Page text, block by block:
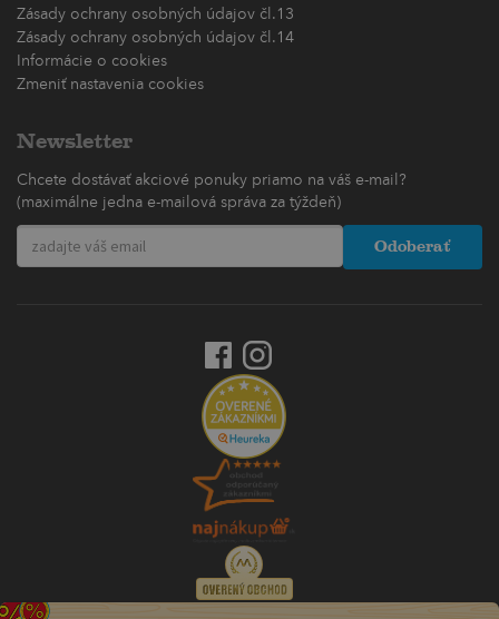
Zásady ochrany osobných údajov čl.13
Zásady ochrany osobných údajov čl.14
Informácie o cookies
Zmeniť nastavenia cookies
Newsletter
Chcete dostávať akciové ponuky priamo na váš e-mail?
(maximálne jedna e-mailová správa za týždeň)
Odoberať